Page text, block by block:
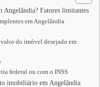
Fatores limitantes
em Angelândia
do imóvel desejado em
federal ou com o INSS
imobiliário em Angelândia